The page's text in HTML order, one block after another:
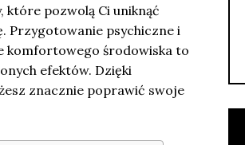
pozwolą Ci uniknąć
Przygotowanie psychiczne i
komfortowego środowiska to
efektów. Dzięki
znacznie poprawić swoje